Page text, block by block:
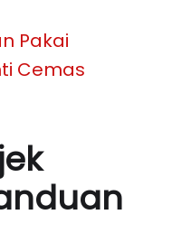
Pakai
Cemas